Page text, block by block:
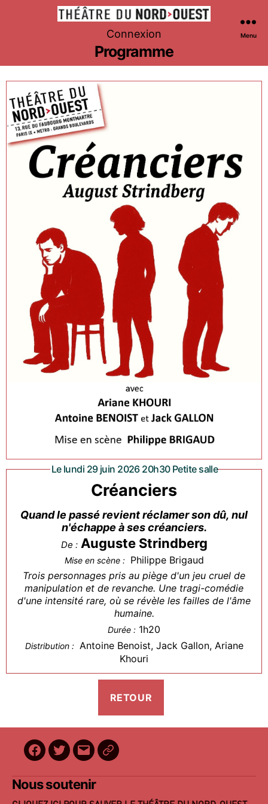
Théâtre
du
Nord-
Ouest
Connexion Menu
Programme
Le lundi 29 juin 2026 20h30 Petite salle
Créanciers
Quand le passé revient réclamer son dû, nul
n'échappe à ses créanciers.
De : Auguste Strindberg
Mise en scène : Philippe Brigaud
Trois personnages pris au piège d'un jeu cruel de
manipulation et de revanche. Une tragi-comédie
d'une intensité rare, où se révèle les failles de l'âme
humaine.
Durée : 1h20
Distribution : Antoine Benoist, Jack Gallon, Ariane
Khouri
Facebook
Twitter
E-
mail
BilletReduc
Nous soutenir